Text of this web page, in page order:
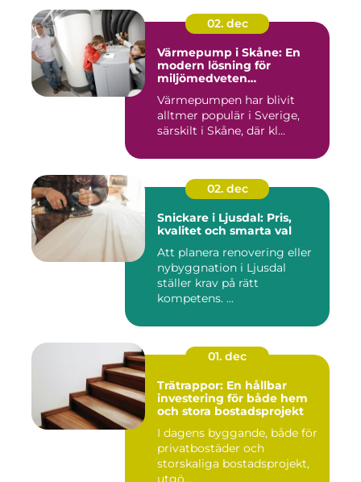
02. dec
Värmepump i Skåne: En
modern lösning för
miljömedveten
Värmepumpen har blivit
alltmer populär i Sverige,
särskilt i Skåne, där kl...
02. dec
Snickare i Ljusdal: Pris,
kvalitet och smarta val
Att planera renovering eller
nybyggnation i Ljusdal
ställer krav på rätt
kompetens. ...
01. dec
Trätrappor: En hållbar
investering för både hem
och stora bostadsprojekt
I dagens byggande, både för
privatbostäder och
storskaliga bostadsprojekt,
utgö...